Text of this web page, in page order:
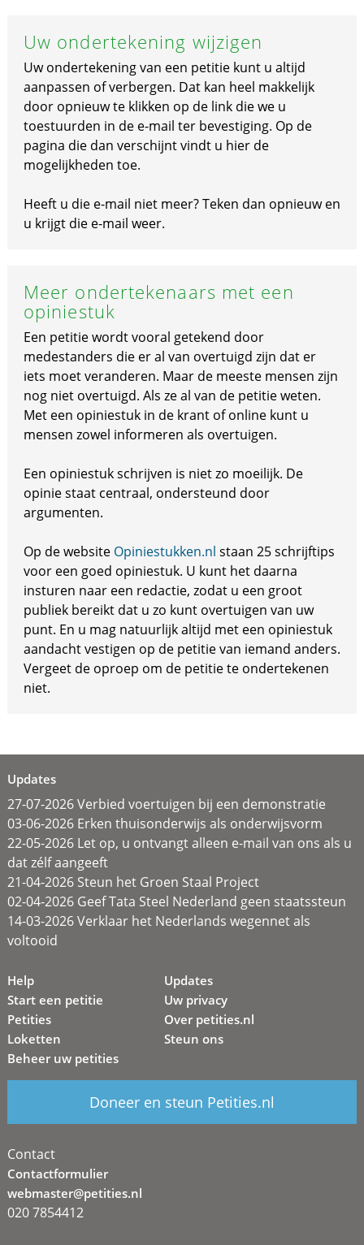
Uw ondertekening wijzigen
Uw ondertekening van een petitie kunt u altijd
aanpassen of verbergen. Dat kan heel makkelijk
door opnieuw te klikken op de link die we u
toestuurden in de e-mail ter bevestiging. Op de
pagina die dan verschijnt vindt u hier de
mogelijkheden toe.
Heeft u die e-mail niet meer? Teken dan opnieuw en
u krijgt die e-mail weer.
Meer ondertekenaars met een
opiniestuk
Een petitie wordt vooral getekend door
medestanders die er al van overtuigd zijn dat er
iets moet veranderen. Maar de meeste mensen zijn
nog niet overtuigd. Als ze al van de petitie weten.
Met een opiniestuk in de krant of online kunt u
mensen zowel informeren als overtuigen.
Een opiniestuk schrijven is niet zo moeilijk. De
opinie staat centraal, ondersteund door
argumenten.
Op de website Opiniestukken.nl staan 25 schrijftips
voor een goed opiniestuk. U kunt het daarna
insturen naar een redactie, zodat u een groot
publiek bereikt dat u zo kunt overtuigen van uw
punt. En u mag natuurlijk altijd met een opiniestuk
aandacht vestigen op de petitie van iemand anders.
Vergeet de oproep om de petitie te ondertekenen
niet.
Updates
27-07-2026 Verbied voertuigen bij een demonstratie
03-06-2026 Erken thuisonderwijs als onderwijsvorm
22-05-2026 Let op, u ontvangt alleen e-mail van ons als u
dat zélf aangeeft
21-04-2026 Steun het Groen Staal Project
02-04-2026 Geef Tata Steel Nederland geen staatssteun
14-03-2026 Verklaar het Nederlands wegennet als
voltooid
Help
Start een petitie
Petities
Loketten
Beheer uw petities
Updates
Uw privacy
Over petities.nl
Steun ons
Doneer en steun Petities.nl
Contact
Contactformulier
webmaster@petities.nl
020 7854412